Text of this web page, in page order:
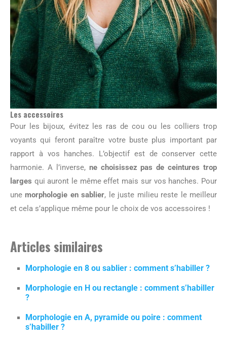
Les accessoires
Pour les bijoux, évitez les ras de cou ou les colliers trop
voyants qui feront paraître votre buste plus important par
rapport à vos hanches. L’objectif est de conserver cette
harmonie. A l’inverse, ne choisissez pas de ceintures trop
larges qui auront le même effet mais sur vos hanches. Pour
unemorphologie en sablier, le juste milieu reste le meilleur
et cela s’applique même pour le choix de vos accessoires !
Articles similaires
Morphologie en 8 ou sablier : comment s’habiller ?
Morphologie en H ou rectangle : comment s’habiller
?
Morphologie en A, pyramide ou poire : comment
s’habiller ?